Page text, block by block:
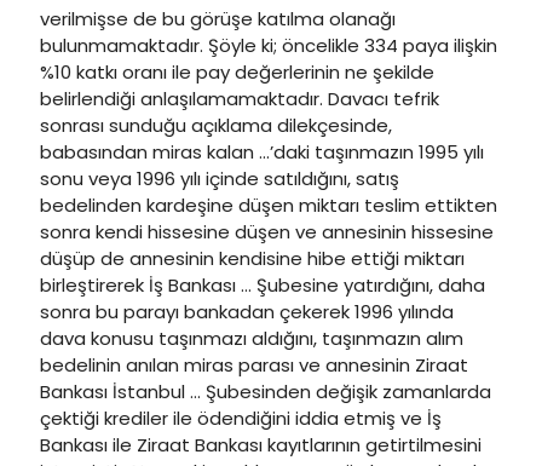
verilmişse de bu görüşe katılma olanağı
bulunmamaktadır. Şöyle ki; öncelikle 334 paya ilişkin
%10 katkı oranı ile pay değerlerinin ne şekilde
belirlendiği anlaşılamamaktadır. Davacı tefrik
sonrası sunduğu açıklama dilekçesinde,
babasından miras kalan …’daki taşınmazın 1995 yılı
sonu veya 1996 yılı içinde satıldığını, satış
bedelinden kardeşine düşen miktarı teslim ettikten
sonra kendi hissesine düşen ve annesinin hissesine
düşüp de annesinin kendisine hibe ettiği miktarı
birleştirerek İş Bankası … Şubesine yatırdığını, daha
sonra bu parayı bankadan çekerek 1996 yılında
dava konusu taşınmazı aldığını, taşınmazın alım
bedelinin anılan miras parası ve annesinin Ziraat
Bankası İstanbul … Şubesinden değişik zamanlarda
çektiği krediler ile ödendiğini iddia etmiş ve İş
Bankası ile Ziraat Bankası kayıtlarının getirtilmesini